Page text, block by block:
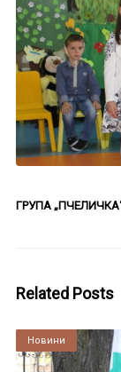
ГРУПА
Related Posts
Култура
Новини